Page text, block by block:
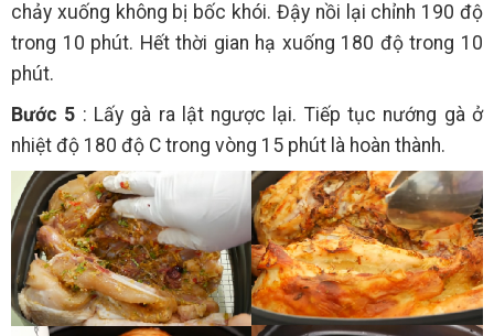
chảy xuống không bị bốc khói. Đậy nồi lại chỉnh 190 độ
trong 10 phút. Hết thời gian hạ xuống 180 độ trong 10
phút.
Bước 5 : Lấy gà ra lật ngược lại. Tiếp tục nướng gà ở
nhiệt độ 180 độ C trong vòng 15 phút là hoàn thành.